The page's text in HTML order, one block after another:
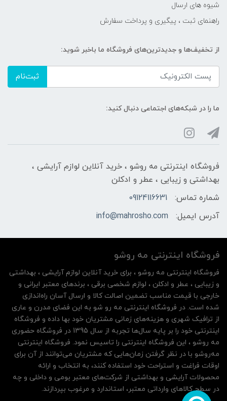
شیوه های ارسال
راهنمای ثبت ، پیگیری و پرداخت سفارش
از تخفیف‌ها و جدیدترین‌های فروشگاه ما باخبر شوید:
ثبت‌نام
ما را در شبکه‌های اجتماعی دنبال کنید:
فروشگاه اینترنتی مه‌ رو‌شو ، خرید آنلاین لوازم آرایشی ،
بهداشتی و زیبایی ، عطر و ادکلن
شماره تماس:
09124116631
آدرس ایمیل:
info@mahrosho.com
فروشگاه اینترنتی مه‌ رو‌شو
فروشگاه اینترنتی مه‌ رو‌شو ، برای خرید آنلاین لوازم آرایشی ، بهداشتی
و زیبایی ، عطر و ادکلن ، لوازم شخصی برقی ، برندهای معتبر ایرانی و
خارجی با قیمت مناسب تضمین اصالت کالا و ارسال آسان راه‌اندازی
شده است. در فروشگاه اینترنتی مه رو شو به این فضای مدرن و عاری
از ترافیک شهری و هزینه‌های زمانی مشتریان خود بها داده و فروشگاه
اینترنتی خود را بر پایه سال‌ها تجربه از سال 1395 در فروشگاه حضوری
مه روشو ، این فروشگاه اینترنتی را تاسیس نمود. فروشگاه اینترنتی
مه‌رو‌شو با در نظر گرفتن زمان‌هایی که مشتریان می‌توانند از آن‌ برای
اوقات فراغت و استراحت خود استفاده کنند، به انتخاب و ارائه
محصولات آرایشی و بهداشتی از شرکت‌های معتبر بومی و داخلی و چه
در سطح کالاهای وارداتی معتبر، استاندارد و مرغوب بپردازند.